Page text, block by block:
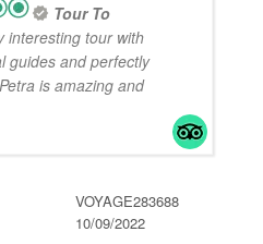
Tour To
interesting tour with
guides and perfectly
is amazing and
VOYAGE283688
10/09/2022